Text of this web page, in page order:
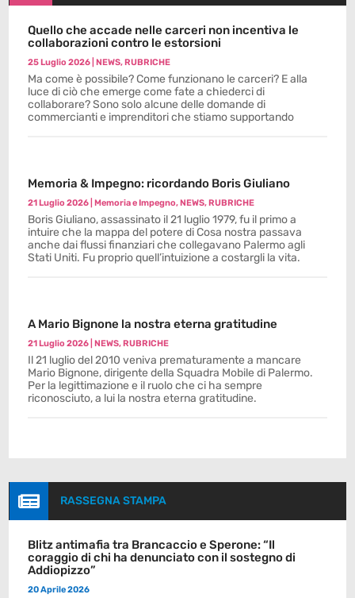
Quello che accade nelle carceri non incentiva le
collaborazioni contro le estorsioni
25 Luglio 2026 |NEWS,RUBRICHE
Ma come è possibile? Come funzionano le carceri? E alla
luce di ciò che emerge come fate a chiederci di
collaborare? Sono solo alcune delle domande di
commercianti e imprenditori che stiamo supportando
Memoria & Impegno: ricordando Boris Giuliano
21 Luglio 2026 |Memoria e Impegno,NEWS,RUBRICHE
Boris Giuliano, assassinato il 21 luglio 1979, fu il primo a
intuire che la mappa del potere di Cosa nostra passava
anche dai flussi finanziari che collegavano Palermo agli
Stati Uniti. Fu proprio quell’intuizione a costargli la vita.
A Mario Bignone la nostra eterna gratitudine
21 Luglio 2026 |NEWS,RUBRICHE
Il 21 luglio del 2010 veniva prematuramente a mancare
Mario Bignone, dirigente della Squadra Mobile di Palermo.
Per la legittimazione e il ruolo che ci ha sempre
riconosciuto, a lui la nostra eterna gratitudine.
 RASSEGNA STAMPA
Blitz antimafia tra Brancaccio e Sperone: “Il
coraggio di chi ha denunciato con il sostegno di
Addiopizzo”
20 Aprile 2026